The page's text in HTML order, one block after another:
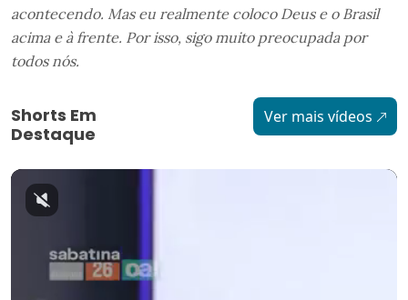
acontecendo. Mas eu realmente coloco Deus e o Brasil
acima e à frente. Por isso, sigo muito preocupada por
todos nós.
Shorts Em
Destaque
Ver mais vídeos